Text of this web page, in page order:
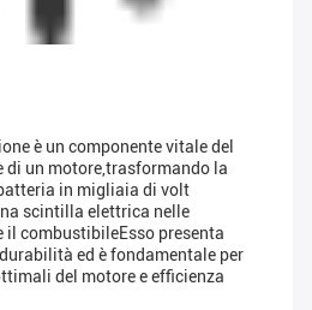
è un componente vitale del
di un motore,trasformando la
in migliaia di volt
scintilla elettrica nelle
il combustibileEsso presenta
ed è fondamentale per
del motore e efficienza